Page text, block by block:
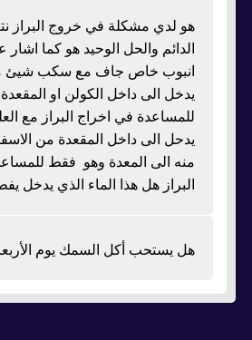
هو لدي مشكلة في خروج البراز
الدائم والحل الوحيد هو كما
انبوب خاص جاف مع سكب شيئ من
يدخل الى داخل الكولن او
للمساعدة في اخراج البراز مع
يدحل الى داخل المقعدة من
منه الى المعدة وهو فقط
البراز هل هذا الماء الذي يدخل
هل يستحب أكل السمك يوم